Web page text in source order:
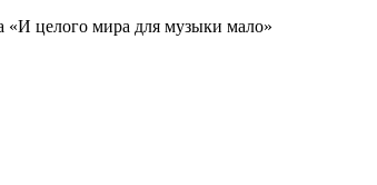
«И целого мира для музыки мало»